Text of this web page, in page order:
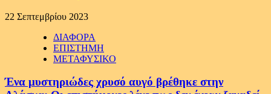
22 Σεπτεμβρίου 2023
ΔΙΑΦΟΡΑ
ΕΠΙΣΤΗΜΗ
ΜΕΤΑΦΥΣΙΚΟ
Ένα μυστηριώδες χρυσό αυγό βρέθηκε στην